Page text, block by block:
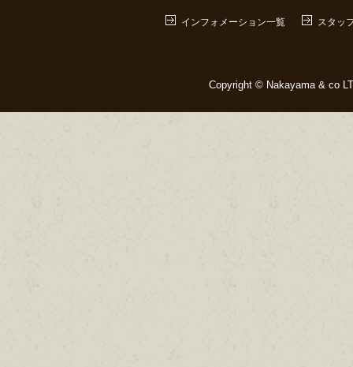
インフォメーション一覧 スタッ
Copyright © Nakayama & co